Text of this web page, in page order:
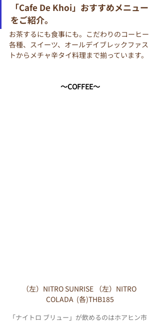
「Cafe De Khoi」おすすめメニュー
をご紹介。
お茶するにも食事にも。 こだわりのコーヒー
各種、スイーツ、オールデイブレックファス
トからメチャ辛タイ料理まで揃っています。
〜COFFEE〜
（左）NITRO SUNRISE （左）NITRO
COLADA  (各)THB185
「ナイトロ ブリュー」が飲めるのはホアヒン市